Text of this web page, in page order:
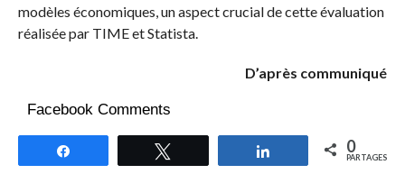
modèles économiques, un aspect crucial de cette évaluation
réalisée par TIME et Statista.
D’après communiqué
Facebook Comments
Partagez 0
PARTAGES